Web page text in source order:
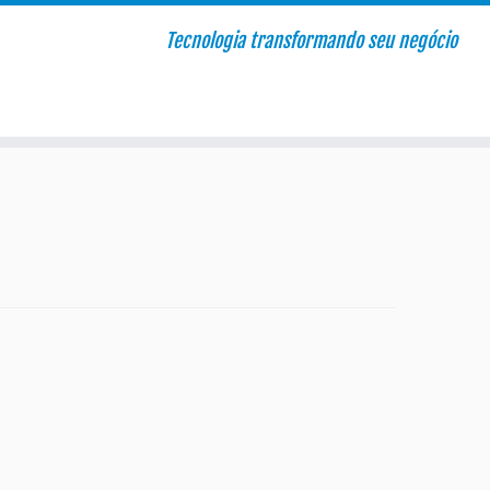
Tecnologia transformando seu negócio